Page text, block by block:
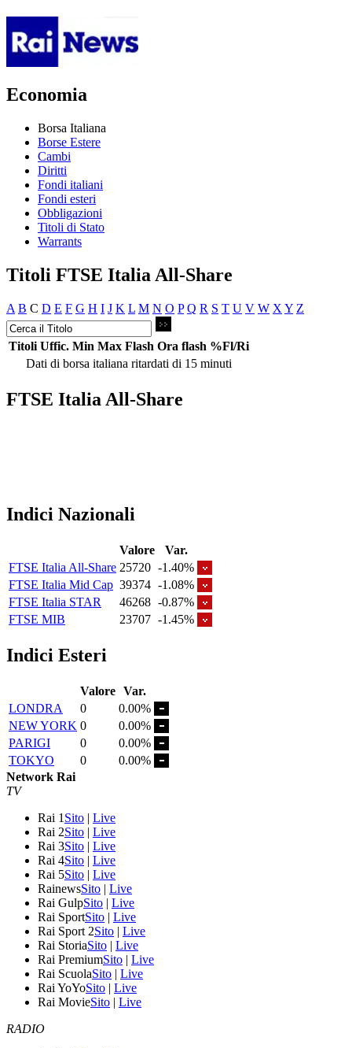
Economia
Borsa Italiana
Borse Estere
Cambi
Diritti
Fondi italiani
Fondi esteri
Obbligazioni
Titoli di Stato
Warrants
Titoli FTSE Italia All-Share
A B C D E F G H I J K L M N O P Q R S T U V W X Y Z
Titoli Uffic. Min Max Flash Ora flash %Fl/Ri
Dati di borsa italiana ritardati di 15 minuti
FTSE Italia All-Share
Indici Nazionali
Valore
Var.
FTSE Italia All-Share 25720 -1.40%
FTSE Italia Mid Cap 39374 -1.08%
FTSE Italia STAR
46268 -0.87%
FTSE MIB
23707 -1.45%
Indici Esteri
Valore Var.
LONDRA
0
0.00%
NEW YORK 0
0.00%
PARIGI
0
0.00%
TOKYO
0
0.00%
Network Rai
TV
Rai 1 Sito | Live
Rai 2Sito | Live
Rai 3Sito | Live
Rai 4Sito | Live
Rai 5Sito | Live
RainewsSito | Live
Rai GulpSito | Live
Rai SportSito | Live
Rai Sport 2Sito | Live
Rai StoriaSito | Live
Rai PremiumSito | Live
Rai ScuolaSito | Live
Rai YoYoSito | Live
Rai MovieSito | Live
RADIO